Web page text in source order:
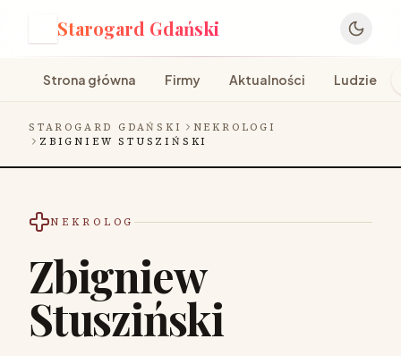
Starogard Gdański
Strona główna Firmy Aktualności Ludzie
STAROGARD GDAŃSKI
NEKROLOGI
ZBIGNIEW STUSZIŃSKI
NEKROLOG
Zbigniew
Stusziński